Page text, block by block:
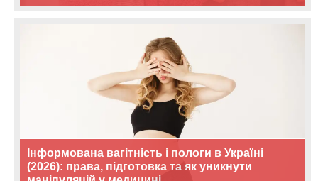
Інформована вагітність і пологи в Україні
(2026): права, підготовка та як уникнути